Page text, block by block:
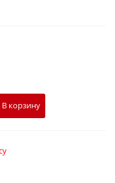
В корзину